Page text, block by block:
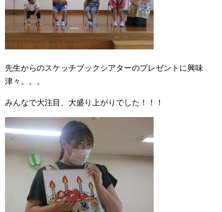
先生からのスケッチブックシアターのプレゼントに興味
津々。。。
みんなで大注目、大盛り上がりでした！！！